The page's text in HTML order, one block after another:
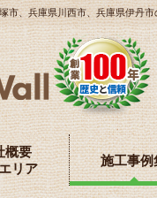
市、兵庫県川西市、兵庫県伊丹
概要
リア
施工事例